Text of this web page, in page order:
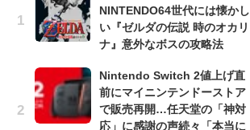
NINTENDO64世代には懐かし
い『ゼルダの伝説 時のオカリ
ナ』意外なボスの攻略法
Nintendo Switch 2値上げ直
前にマイニンテンドーストア
で販売再開…任天堂の「神対
応」に感謝の声続々「本当に